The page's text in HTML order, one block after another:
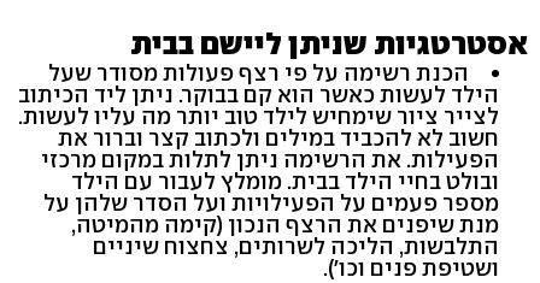
אסטרטגיות שניתן ליישם בבית
הכנת רשימה על פי רצף פעולות מסודר שעל
הילד לעשות כאשר הוא קם בבוקר. ניתן ליד הכיתוב
לצייר ציור שימחיש לילד טוב יותר מה עליו לעשות.
חשוב לא להכביד במילים ולכתוב קצר וברור את
הפעילות. את הרשימה ניתן לתלות במקום מרכזי
ובולט בחיי הילד בבית. מומלץ לעבור עם הילד
מספר פעמים על הפעילויות ועל הסדר שלהן על
מנת שיפנים את הרצף הנכון (קימה מהמיטה,
התלבשות, הליכה לשרותים, צחצוח שיניים
ושטיפת פנים וכו').